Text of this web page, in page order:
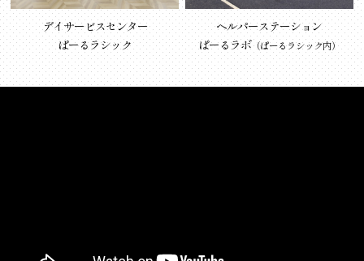
デイサービスセンター
ぱーるラシック
ヘルパーステーション
ぱーるラボ（ぱーるラシック内）